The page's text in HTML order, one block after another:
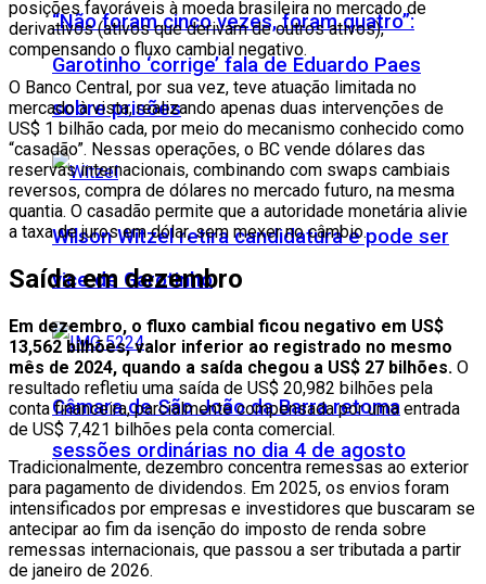
“Não foram cinco vezes, foram quatro”:
Garotinho ‘corrige’ fala de Eduardo Paes
sobre prisões
Wilson Witzel retira candidatura e pode ser
vice de Garotinho
Câmara de São João da Barra retoma
sessões ordinárias no dia 4 de agosto
posições favoráveis à moeda brasileira no mercado de
derivativos (ativos que derivam de outros ativos),
compensando o fluxo cambial negativo.
O Banco Central, por sua vez, teve atuação limitada no
mercado à vista, realizando apenas duas intervenções de
US$ 1 bilhão cada, por meio do mecanismo conhecido como
“casadão”. Nessas operações, o BC vende dólares das
reservas internacionais, combinando com swaps cambiais
reversos, compra de dólares no mercado futuro, na mesma
quantia. O casadão permite que a autoridade monetária alivie
a taxa de juros em dólar, sem mexer no câmbio.
Saída em dezembro
Em dezembro, o fluxo cambial ficou negativo em US$
13,562 bilhões, valor inferior ao registrado no mesmo
mês de 2024, quando a saída chegou a US$ 27 bilhões. O
resultado refletiu uma saída de US$ 20,982 bilhões pela
conta financeira, parcialmente compensada por uma entrada
de US$ 7,421 bilhões pela conta comercial.
Tradicionalmente, dezembro concentra remessas ao exterior
para pagamento de dividendos. Em 2025, os envios foram
intensificados por empresas e investidores que buscaram se
antecipar ao fim da isenção do imposto de renda sobre
remessas internacionais, que passou a ser tributada a partir
de janeiro de 2026.